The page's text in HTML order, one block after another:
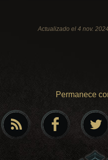
Actualizado el 4 nov.
Permanece